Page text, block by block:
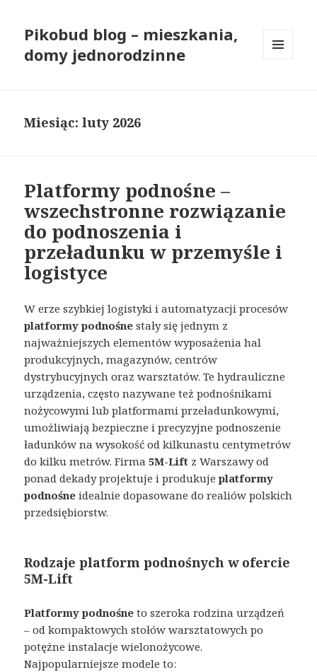
Pikobud blog – mieszkania,
domy jednorodzinne
Miesiąc: luty 2026
Platformy podnośne –
wszechstronne rozwiązanie
do podnoszenia i
przeładunku w przemyśle i
logistyce
W erze szybkiej logistyki i automatyzacji procesów
platformy podnośne stały się jednym z
najważniejszych elementów wyposażenia hal
produkcyjnych, magazynów, centrów
dystrybucyjnych oraz warsztatów. Te hydrauliczne
urządzenia, często nazywane też podnośnikami
nożycowymi lub platformami przeładunkowymi,
umożliwiają bezpieczne i precyzyjne podnoszenie
ładunków na wysokość od kilkunastu centymetrów
do kilku metrów. Firma5M-Lift z Warszawy od
ponad dekady projektuje i produkujeplatformy
podnośne idealnie dopasowane do realiów polskich
przedsiębiorstw.
Rodzaje platform podnośnych w ofercie
5M-Lift
Platformy podnośne to szeroka rodzina urządzeń
– od kompaktowych stołów warsztatowych po
potężne instalacje wielonożycowe.
Najpopularniejsze modele to: